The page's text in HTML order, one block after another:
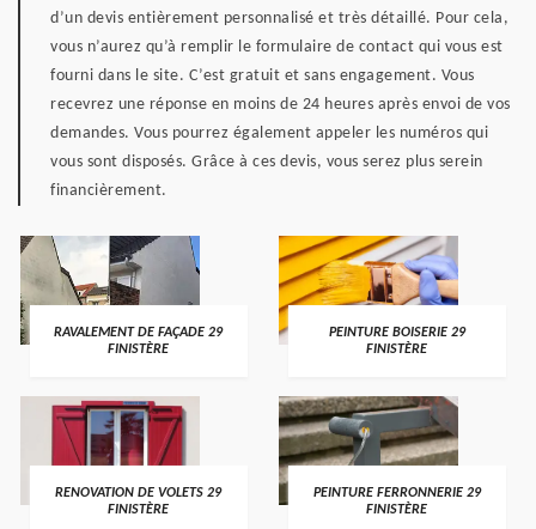
d’un devis entièrement personnalisé et très détaillé. Pour cela,
vous n’aurez qu’à remplir le formulaire de contact qui vous est
fourni dans le site. C’est gratuit et sans engagement. Vous
recevrez une réponse en moins de 24 heures après envoi de vos
demandes. Vous pourrez également appeler les numéros qui
vous sont disposés. Grâce à ces devis, vous serez plus serein
financièrement.
RAVALEMENT DE FAÇADE 29
FINISTÈRE
PEINTURE BOISERIE 29
FINISTÈRE
RENOVATION DE VOLETS 29
FINISTÈRE
PEINTURE FERRONNERIE 29
FINISTÈRE